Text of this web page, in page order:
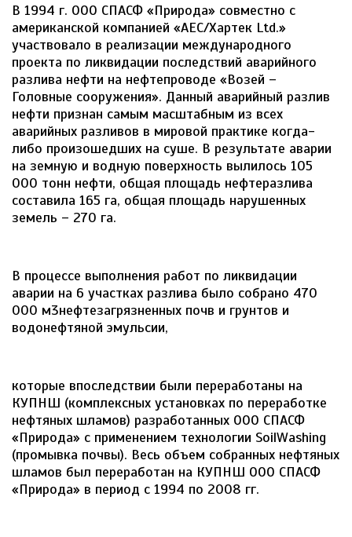
В 1994 г. ООО СПАСФ «Природа» совместно с
американской компанией «АЕС/Хартек Ltd.»
участвовало в реализации международного
проекта по ликвидации последствий аварийного
разлива нефти на нефтепроводе «Возей –
Головные сооружения». Данный аварийный разлив
нефти признан самым масштабным из всех
аварийных разливов в мировой практике когда-
либо произошедших на суше. В результате аварии
на земную и водную поверхность вылилось 105
000 тонн нефти, общая площадь нефтеразлива
составила 165 га, общая площадь нарушенных
земель – 270 га.
В процессе выполнения работ по ликвидации
аварии на 6 участках разлива было собрано 470
000 м3нефтезагрязненных почв и грунтов и
водонефтяной эмульсии,
которые впоследствии были переработаны на
КУПНШ (комплексных установках по переработке
нефтяных шламов) разработанных ООО СПАСФ
«Природа» с применением технологии SoilWashing
(промывка почвы). Весь объем собранных нефтяных
шламов был переработан на КУПНШ ООО СПАСФ
«Природа» в период с 1994 по 2008 гг.